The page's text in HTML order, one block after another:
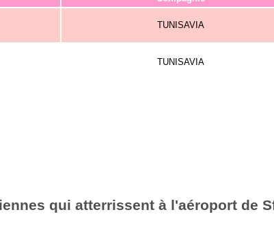
TUNISAVIA
TUNISAVIA
qui atterrissent à l'aéroport de